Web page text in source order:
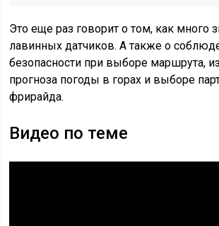
Это еще раз говорит о том, как много
лавинных датчиков. А также о
безопасности при выборе маршрута,
прогноза погоды в горах и выборе
фрирайда.
Видео по теме